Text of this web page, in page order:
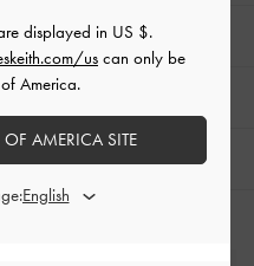
de cuidado
displayed in US $.
us can only be
America.
OF AMERICA SITE